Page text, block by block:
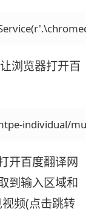
浏览器打开百
individual/
开百度翻译网
到输入区域和
频(点击跳转